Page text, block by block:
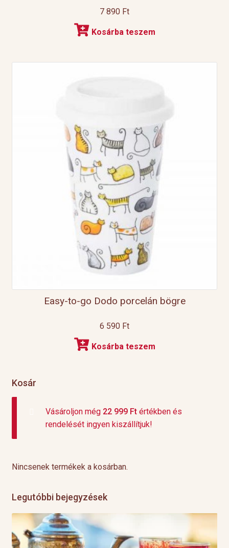
7 890 Ft
Kosárba teszem
Easy-to-go Dodo porcelán bögre
6 590 Ft
Kosárba teszem
Kosár
Vásároljon még 22 999 Ftértékben és
rendelését ingyen kiszállítjuk!
Nincsenek termékek a kosárban.
Legutóbbi bejegyzések